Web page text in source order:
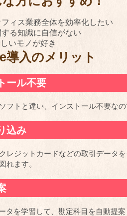
フィス業務全体を効率化したい
する知識に自信がない
いモノが好き
導入のメリット
ール不要
フトと違い、インストール不要な
込み
レジットカードなどの取引データ
れます。
タを学習して、勘定科目を自動提